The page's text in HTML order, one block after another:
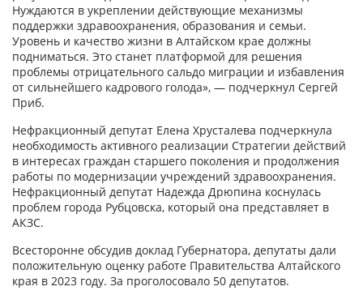
Нуждаются в укреплении действующие механизмы
поддержки здравоохранения, образования и семьи.
Уровень и качество жизни в Алтайском крае должны
подниматься. Это станет платформой для решения
проблемы отрицательного сальдо миграции и избавления
от сильнейшего кадрового голода», — подчеркнул Сергей
Приб.
Нефракционный депутат Елена Хрусталева подчеркнула
необходимость активного реализации Стратегии действий
в интересах граждан старшего поколения и продолжения
работы по модернизации учреждений здравоохранения.
Нефракционный депутат Надежда Дрюпина коснулась
проблем города Рубцовска, который она представляет в
АКЗС.
Всесторонне обсудив доклад Губернатора, депутаты дали
положительную оценку работе Правительства Алтайского
края в 2023 году. За проголосовало 50 депутатов.